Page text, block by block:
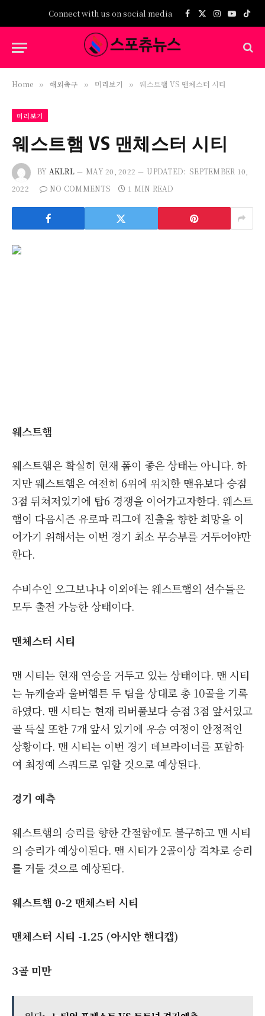
Connect with us on social media Facebook
X
Instagram
Home » 해외축구 » 미리보기 » 웨스트햄 VS 맨체스터 시티
미리보기
웨스트햄 VS 맨체스터 시티
BY AKLRL MAY 20, 2022 UPDATED: SEPTEMBER 10,
2022
NO COMMENTS 1 MIN READ
웨스트햄
웨스트햄은 확실히 현재 폼이 좋은 상태는 아니다. 하
지만 웨스트햄은 여전히 6위에 위치한 맨유보다 승점
3점 뒤쳐저있기에 탑6 경쟁을 이어가고자한다. 웨스트
햄이 다음시즌 유로파 리그에 진출을 향한 희망을 이
어가기 위해서는 이번 경기 최소 무승부를 거두어야만
한다.
수비수인 오그보나나 이외에는 웨스트햄의 선수들은
모두 출전 가능한 상태이다.
맨체스터 시티
맨 시티는 현재 연승을 거두고 있는 상태이다. 맨 시티
는 뉴캐슬과 울버햄튼 두 팀을 상대로 총 10골을 기록
하였다. 맨 시티는 현재 리버풀보다 승점 3점 앞서있고
골 득실 또한 7개 앞서 있기에 우승 여정이 안정적인
상황이다. 맨 시티는 이번 경기 데브라이너를 포함하
여 최정예 스쿼드로 임할 것으로 예상된다.
경기 예측
웨스트햄의 승리를 향한 간절함에도 불구하고 맨 시티
의 승리가 예상이된다. 맨 시티가 2골이상 격차로 승리
를 거둘 것으로 예상된다.
웨스트햄 0-2 맨체스터 시티
맨체스터 시티 -1.25 (아시안 핸디캡)
3골 미만